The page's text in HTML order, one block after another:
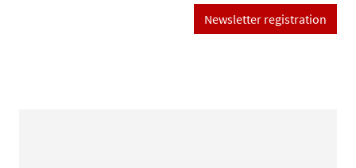
Newsletter registration